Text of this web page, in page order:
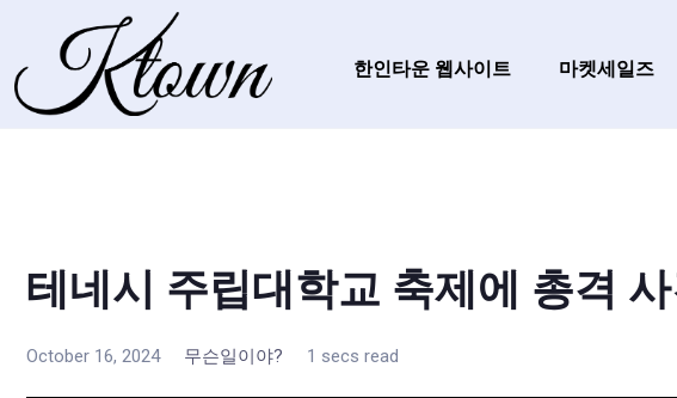
한인타운 웹사이트 마켓세일즈
테네시 주립대학교 축제에 총격
October 16, 2024 무슨일이야? 1 secs read